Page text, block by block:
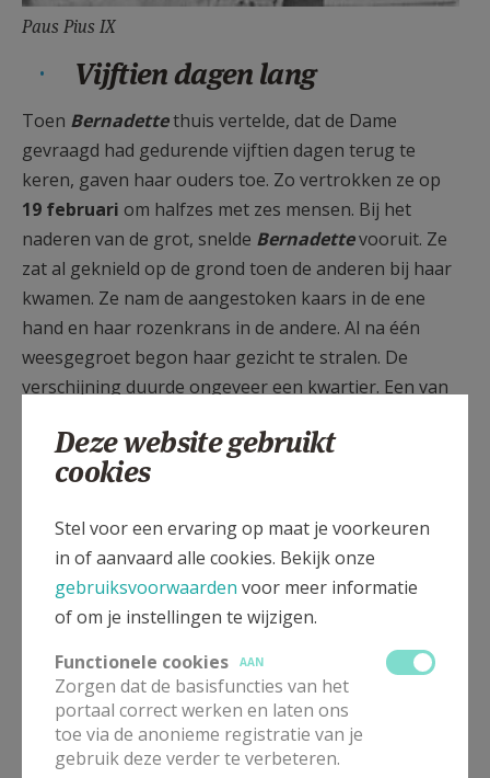
Paus Pius IX
Vijftien dagen lang
Toen Bernadettethuis vertelde, dat de Dame
gevraagd had gedurende vijftien dagen terug te
keren, gaven haar ouders toe. Zo vertrokken ze op
19 februari om halfzes met zes mensen. Bij het
naderen van de grot, snelde Bernadettevooruit. Ze
zat al geknield op de grond toen de anderen bij haar
kwamen. Ze nam de aangestoken kaars in de ene
hand en haar rozenkrans in de andere. Al na één
weesgegroet begon haar gezicht te stralen. De
verschijning duurde ongeveer een kwartier. Een van
verschijning begon, veranderde de
gelaatsuitdrukking van
gezegd hebben, dat ze heel haar leven lang niets
anders had gedaan dan te leren groeten".
De beschrijving diedokter Dozous 's
proeven opBernadetteuit, maar daarvan voelde ze
niets. Maar telkens wanneer de kaars uitging, reikte
ze die aan om ze weer aan te steken. Ze verklaarde
daarna dat deDamegezegd had: "Gij zult bidden
Deze website gebruikt
cookies
Stel voor een ervaring op maat je voorkeuren
in of aanvaard alle cookies. Bekijk onze
gebruiksvoorwaarden voor meer informatie
of om je instellingen te wijzigen.
Functionele cookies
AAN
Zorgen dat de basisfuncties van het
portaal correct werken en laten ons
toe via de anonieme registratie van je
gebruik deze verder te verbeteren.